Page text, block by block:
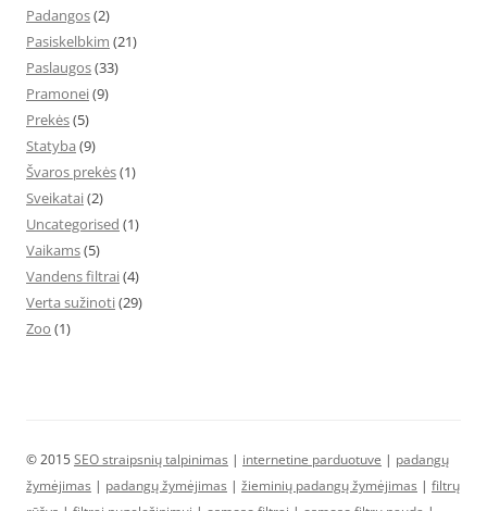
Padangos(2)
Pasiskelbkim (21)
Paslaugos(33)
Pramonei(9)
Prekės(5)
Statyba (9)
Švaros prekės(1)
Sveikatai(2)
Uncategorised (1)
Vaikams(5)
Vandens filtrai(4)
Verta sužinoti(29)
Zoo (1)
© 2015SEO straipsnių talpinimas | internetine parduotuve | padangų
žymėjimas | padangų žymėjimas | žieminių padangų žymėjimas | filtrų